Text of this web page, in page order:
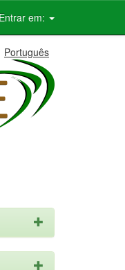
Entrar em:
Português